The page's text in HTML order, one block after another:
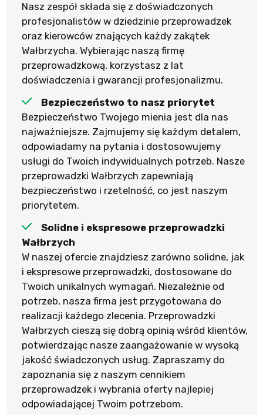
Nasz zespół składa się z doświadczonych
profesjonalistów w dziedzinie przeprowadzek
oraz kierowców znających każdy zakątek
Wałbrzycha. Wybierając naszą firmę
przeprowadzkową, korzystasz z lat
doświadczenia i gwarancji profesjonalizmu.
Bezpieczeństwo to nasz priorytet
Bezpieczeństwo Twojego mienia jest dla nas
najważniejsze. Zajmujemy się każdym detalem,
odpowiadamy na pytania i dostosowujemy
usługi do Twoich indywidualnych potrzeb. Nasze
przeprowadzki Wałbrzych zapewniają
bezpieczeństwo i rzetelność, co jest naszym
priorytetem.
Solidne i ekspresowe przeprowadzki
Wałbrzych
W naszej ofercie znajdziesz zarówno solidne, jak
i ekspresowe przeprowadzki, dostosowane do
Twoich unikalnych wymagań. Niezależnie od
potrzeb, nasza firma jest przygotowana do
realizacji każdego zlecenia. Przeprowadzki
Wałbrzych cieszą się dobrą opinią wśród klientów,
potwierdzając nasze zaangażowanie w wysoką
jakość świadczonych usług. Zapraszamy do
zapoznania się z naszym cennikiem
przeprowadzek i wybrania oferty najlepiej
odpowiadającej Twoim potrzebom.